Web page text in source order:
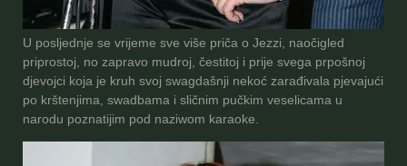
U posljednje se vrijeme sve više priča o Jezzi, naočigled
priprostoj, no zapravo mudroj, čestitoj i prije svega prpošnoj
djevojci koja je kruh svoj swagdašnji nekoć zarađivala pjevajući
po krštenjima, swadbama i sličnim pučkim veselicama u
narodu poznatijim pod naziwom karaoke.